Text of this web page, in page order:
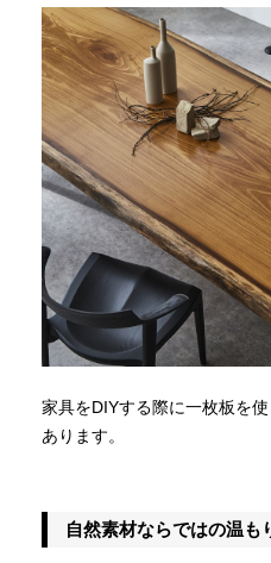
家具をDIYする際に一枚板を
あります。
自然素材ならではの温も